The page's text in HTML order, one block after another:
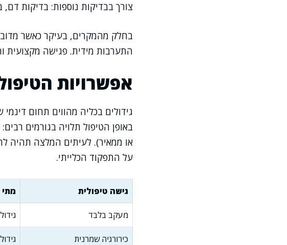
צורך בבדיקות נוספות: בדיקות
בחלק מהמקרים, בעיקר כאשר
התערבות מידית. פגישה מקצועית
אפשרויות
גידולים בכליה מהווים תחום
באופן הטיפול תלויה בגורמים
או ממאיר). לעיתים המלצה תהיה
על התפקוד הכלייתי.
גישה טיפולית
מעקב בלבד
כירורגיה שמרנית